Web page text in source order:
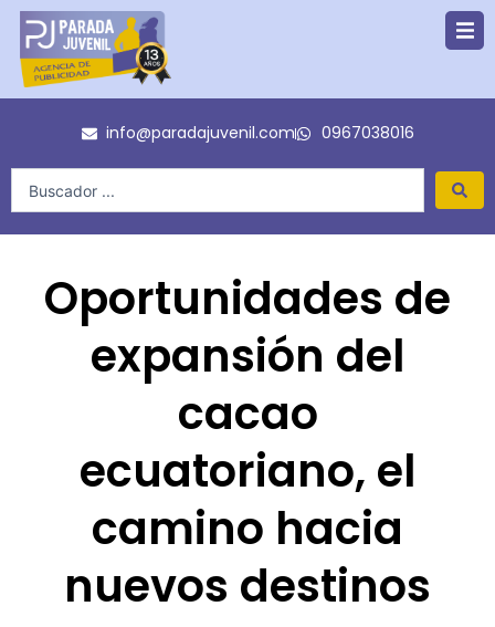
contenido
info@paradajuvenil.com 0967038016
Oportunidades de
expansión del
cacao
ecuatoriano, el
camino hacia
nuevos destinos